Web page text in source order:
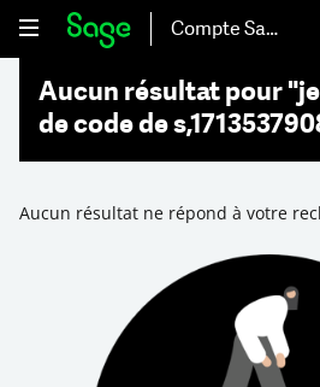
Compte Sage
Aucun résultat pour
de code de
Aucun résultat ne répond à votre